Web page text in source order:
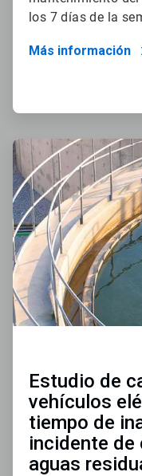
los 7 días de la
Más información
ArticleTile
2
de
2
Estudio de
vehículos
tiempo de
incidente de
aguas